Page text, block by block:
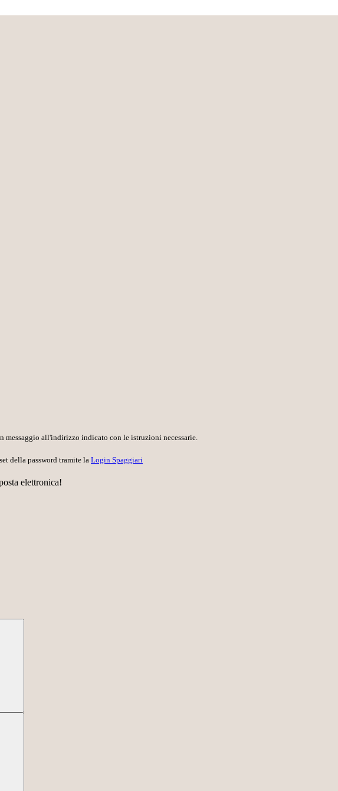
messaggio all'indirizzo indicato con le istruzioni necessarie.
della password tramite la Login Spaggiari
elettronica!